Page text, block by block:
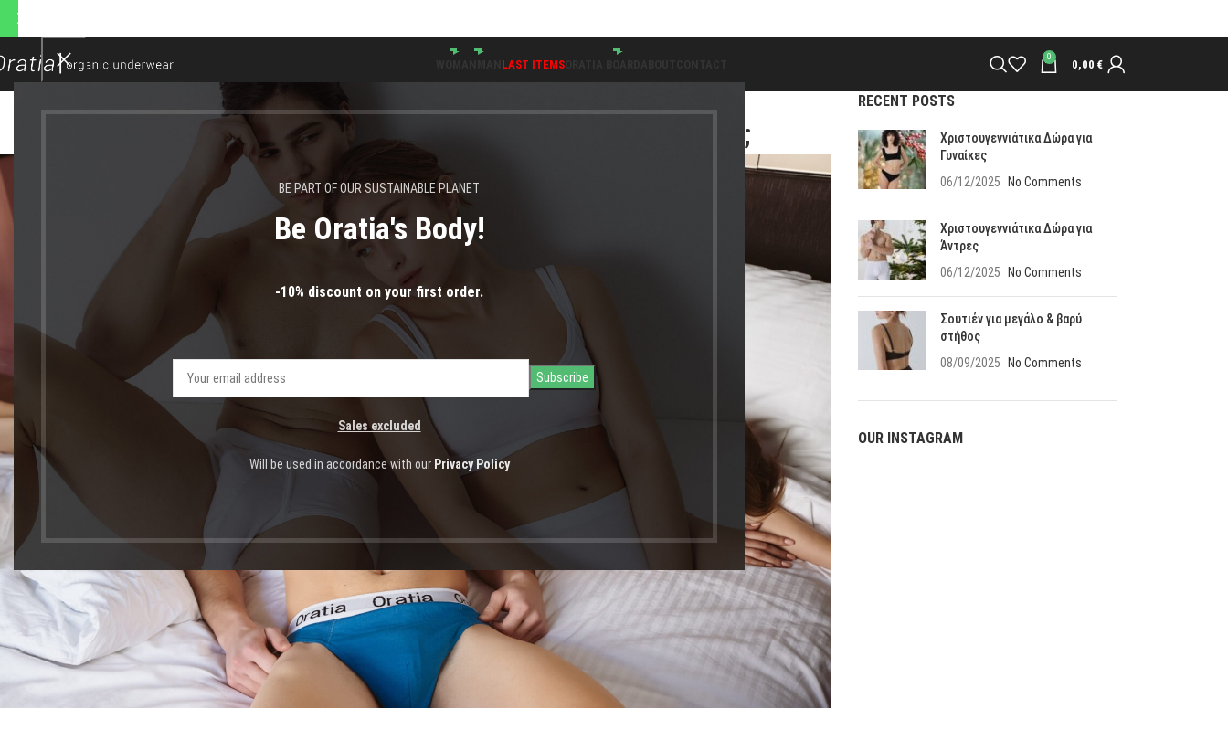
BE PART OF OUR SUSTAINABLE PLANET
Be Oratia's Body!
-10% discount on your first order.
Sales excluded
Will be used in accordance with our Privacy Policy
LAST ITEMS
0
0,00 €
Πως να αντιμετωπίσω τη στυτική δυσλειτουργία φυσικά;
RECENT POSTS
Χριστουγεννιάτικα Δώρα για
Γυναίκες
06/12/2025
No Comments
Χριστουγεννιάτικα Δώρα για
Άντρες
06/12/2025
No Comments
Σουτιέν για μεγάλο & βαρύ
στήθος
08/09/2025
No Comments
OUR INSTAGRAM
θα πραγματοποιηθούν 24.08.2026" |